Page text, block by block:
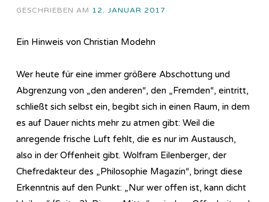
GESCHRIEBEN AM 12. JANUAR 2017
Ein Hinweis von Christian Modehn
Wer heute für eine immer größere Abschottung und
Abgrenzung von „den anderen“, den „Fremden“, eintritt,
schließt sich selbst ein, begibt sich in einen Raum, in dem
es auf Dauer nichts mehr zu atmen gibt: Weil die
anregende frische Luft fehlt, die es nur im Austausch,
also in der Offenheit gibt. Wolfram Eilenberger, der
Chefredakteur des „Philosophie Magazin“, bringt diese
Erkenntnis auf den Punkt: „Nur wer offen ist, kann dicht